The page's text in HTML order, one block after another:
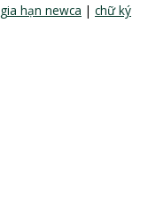
gia hạn newca | chữ ký